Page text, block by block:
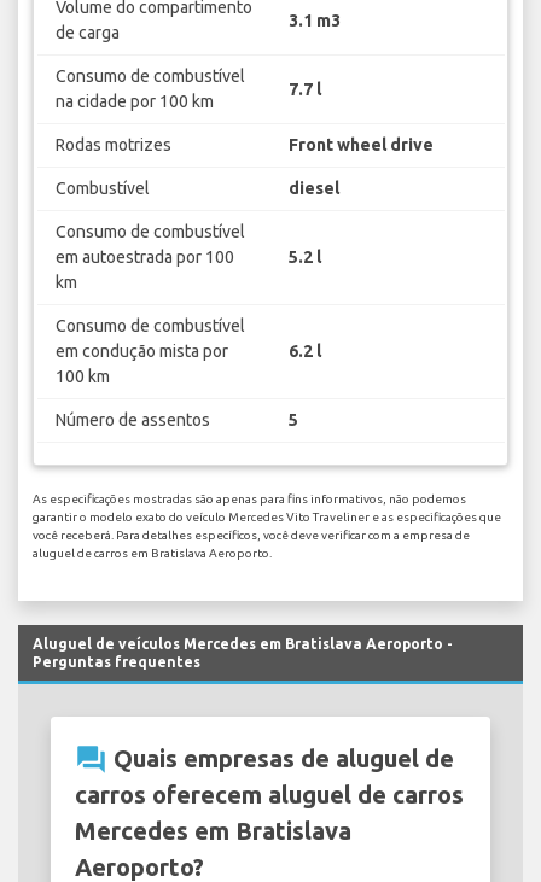
Volume do compartimento
de carga
3.1 m3
Consumo de combustível
na cidade por 100 km
7.7 l
Rodas motrizes Front wheel drive
Combustível diesel
Consumo de combustível
em autoestrada por 100
km
5.2 l
Consumo de combustível
em condução mista por
100 km
6.2 l
Número de assentos 5
As especificações mostradas são apenas para fins informativos, não podemos
garantir o modelo exato do veículo Mercedes Vito Traveliner e as especificações que
você receberá. Para detalhes específicos, você deve verificar com a empresa de
aluguel de carros em Bratislava Aeroporto.
Aluguel de veículos Mercedes em Bratislava Aeroporto -
Perguntas frequentes
question_answer Quais empresas de aluguel de
carros oferecem aluguel de carros
Mercedes em Bratislava
Aeroporto?